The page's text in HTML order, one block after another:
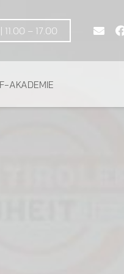
DI.-FR. | 11.00 – 17.00
AKADEMIE